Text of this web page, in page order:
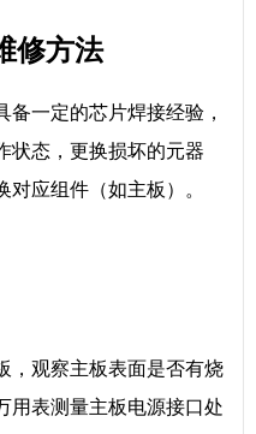
修方法
一定的芯片焊接经验，
状态，更换损坏的元器
应组件（如主板）。
，观察主板表面是否有烧
用表测量主板电源接口处